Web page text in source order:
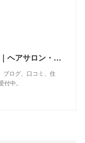
美容室 NYNY Mothers 姫路南店｜ヘアサロン・美容院｜ニューヨークニューヨーク
ブログ、口コミ、住
中。